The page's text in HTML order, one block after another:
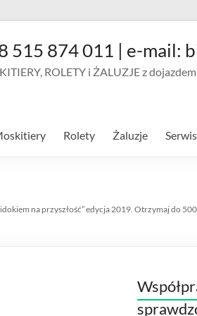
515 874 011 | e-mail:
ROLETY i ŻALUZJE z
Rolety Żaluzje Serwis
na przyszłość” edycja 2019. Otrzymaj do